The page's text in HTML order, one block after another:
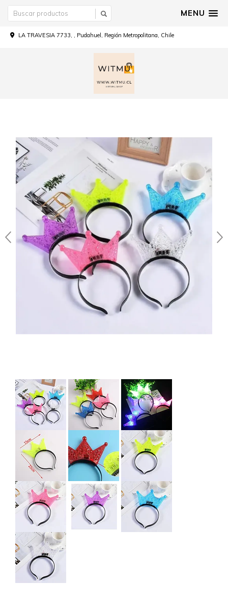
MENU
LA TRAVESIA 7733, , Pudahuel, Región Metropolitana, Chile